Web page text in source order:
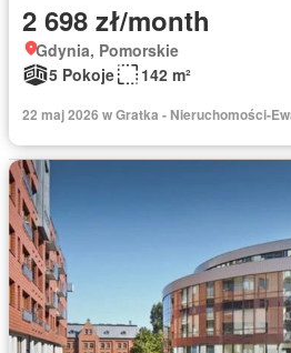
2 698 zł/month
Gdynia, Pomorskie
5 Pokoje
142 m²
22 maj 2026 w Gratka - Nieruchomości-